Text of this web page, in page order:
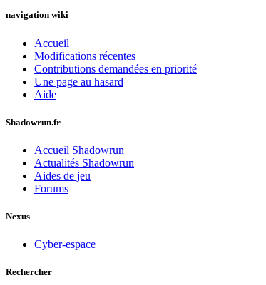
navigation wiki
Accueil
Modifications récentes
Contributions demandées en priorité
Une page au hasard
Aide
Shadowrun.fr
Accueil Shadowrun
Actualités Shadowrun
Aides de jeu
Forums
Nexus
Cyber-espace
Rechercher